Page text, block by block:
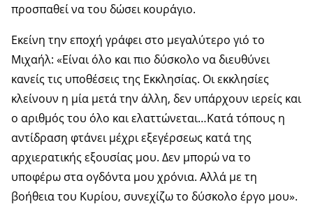
προσπαθεί να του δώσει κουράγιο.
Εκείνη την εποχή γράφει στο μεγαλύτερο γιό το
Μιχαήλ: «Είναι όλο και πιο δύσκολο να διευθύνει
κανείς τις υποθέσεις της Εκκλησίας. Οι εκκλησίες
κλείνουν η μία μετά την άλλη, δεν υπάρχουν ιερείς και
ο αριθμός του όλο και ελαττώνεται…Κατά τόπους η
αντίδραση φτάνει μέχρι εξεγέρσεως κατά της
αρχιερατικής εξουσίας μου. Δεν μπορώ να το
υποφέρω στα ογδόντα μου χρόνια. Αλλά με τη
βοήθεια του Κυρίου, συνεχίζω το δύσκολο έργο μου».